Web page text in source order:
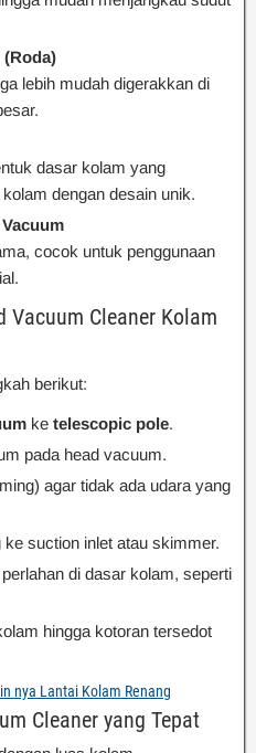
(Roda)
lebih mudah digerakkan di
dasar kolam yang
dengan desain unik.
cocok untuk penggunaan
Vacuum Cleaner Kolam
berikut:
ke telescopic pole.
pada head vacuum.
agar tidak ada udara yang
suction inlet atau skimmer.
di dasar kolam, seperti
hingga kotoran tersedot
nya Lantai Kolam Renang
Cleaner yang Tepat